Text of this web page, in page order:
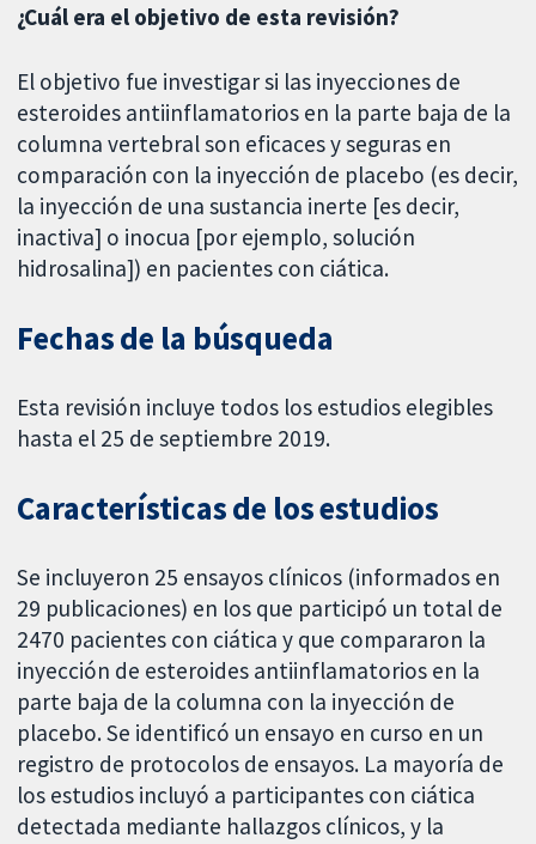
¿Cuál era el objetivo de esta revisión?
El objetivo fue investigar si las inyecciones de
esteroides antiinflamatorios en la parte baja de la
columna vertebral son eficaces y seguras en
comparación con la inyección de placebo (es decir,
la inyección de una sustancia inerte [es decir,
inactiva] o inocua [por ejemplo, solución
hidrosalina]) en pacientes con ciática.
Fechas de la búsqueda
Esta revisión incluye todos los estudios elegibles
hasta el 25 de septiembre 2019.
Características de los estudios
Se incluyeron 25 ensayos clínicos (informados en
29 publicaciones) en los que participó un total de
2470 pacientes con ciática y que compararon la
inyección de esteroides antiinflamatorios en la
parte baja de la columna con la inyección de
placebo. Se identificó un ensayo en curso en un
registro de protocolos de ensayos. La mayoría de
los estudios incluyó a participantes con ciática
detectada mediante hallazgos clínicos, y la